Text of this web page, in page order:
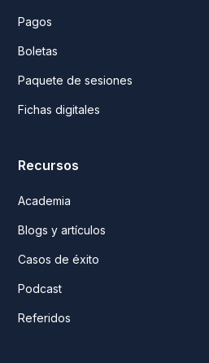
Pagos
Boletas
Paquete de sesiones
Fichas digitales
Recursos
Academia
Blogs y artículos
Casos de éxito
Podcast
Referidos